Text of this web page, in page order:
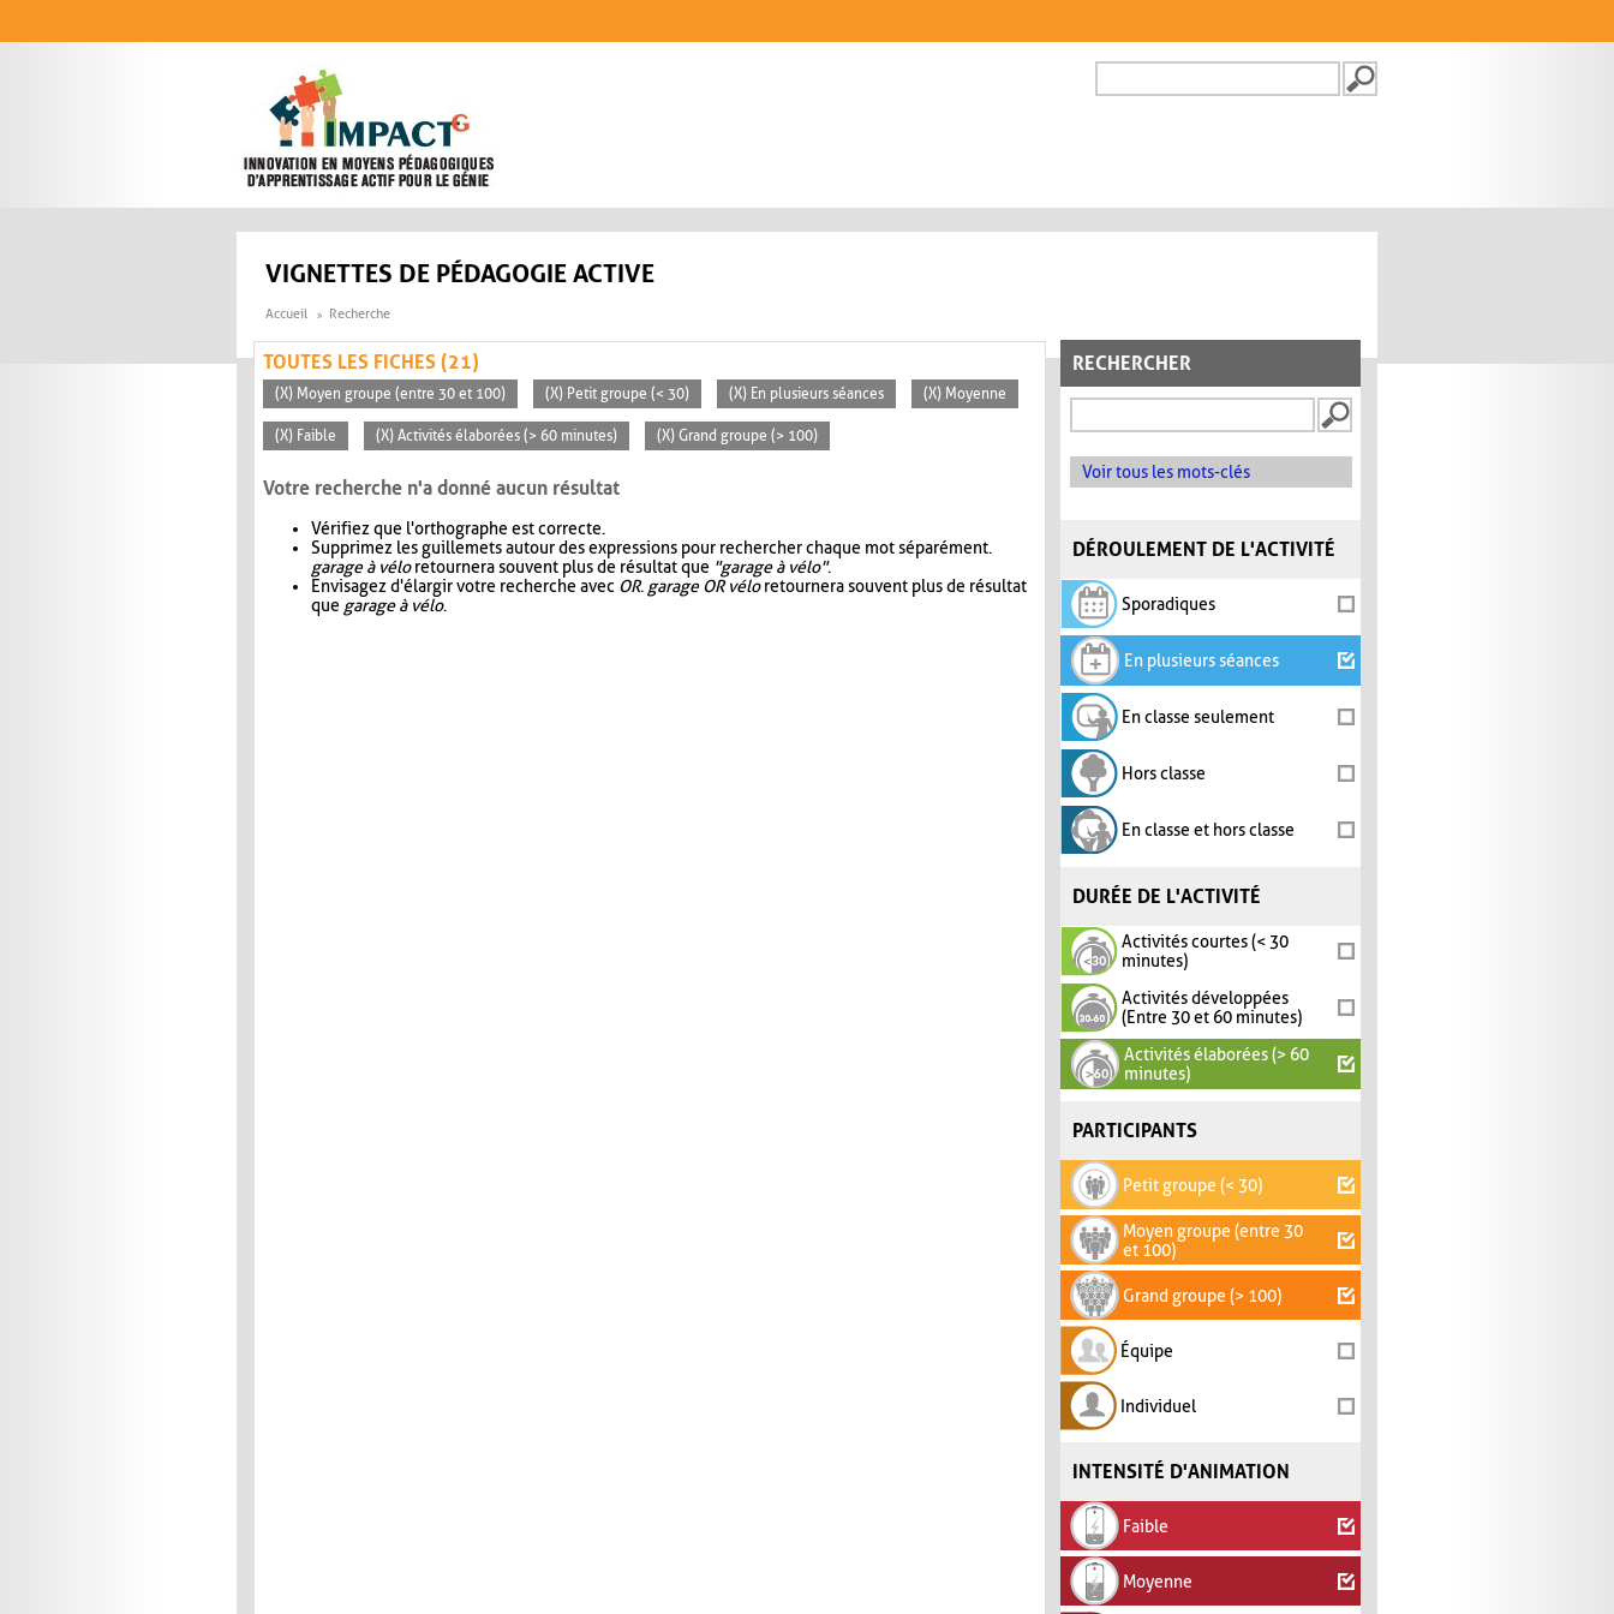
FORMULAIRE DE
VIGNETTES DE PÉDAGOGIE ACTIVE
Accueil Recherche
RECHERCHER
Voir tous les mots-clés
DÉROULEMENT DE L'ACTIVITÉ
Sporadiques
En plusieurs séances
En classe seulement
Hors classe
En classe et hors classe
DURÉE DE L'ACTIVITÉ
Activités courtes (< 30
minutes)
Activités développées
(Entre 30 et 60 minutes)
Activités élaborées (> 60
minutes)
PARTICIPANTS
Petit groupe (< 30)
Moyen groupe (entre 30
et 100)
Grand groupe (> 100)
Équipe
Individuel
INTENSITÉ D'ANIMATION
Faible
Moyenne
TOUTES LES FICHES (21)
(X) Moyen groupe (entre 30 et 100) (X) Petit groupe (< 30) (X) En plusieurs séances (X) Moyenne
(X) Faible (X) Activités élaborées (> 60 minutes) (X) Grand groupe (> 100)
Votre recherche n'a donné aucun résultat
Vérifiez que l'orthographe est correcte.
Supprimez les guillemets autour des expressions pour rechercher chaque mot séparément.
garage à véloretournera souvent plus de résultat que "garage à vélo".
Envisagez d'élargir votre recherche avec OR. garage OR véloretournera souvent plus de résultat
que garage à vélo.